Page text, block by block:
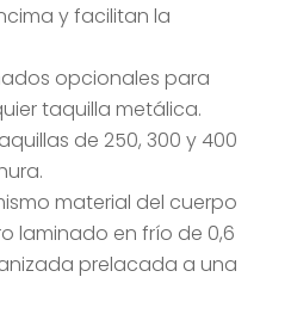
y facilitan la
opcionales para
taquilla metálica.
de 250, 300 y 400
material del cuerpo
laminado en frío de 0,6
prelacada a una